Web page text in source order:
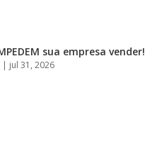
sua empresa vender!
| jul 31, 2026